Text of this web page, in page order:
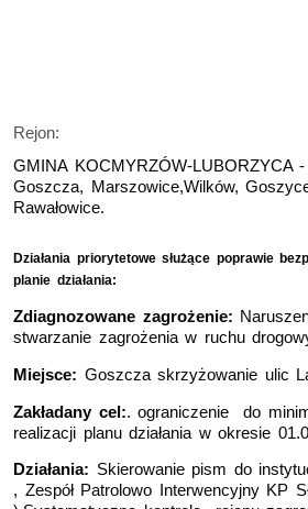
mł.
Rejon:
GMINA KOCMYRZÓW-LUBORZYCA
Goszcza, Marszowice,Wilków,
Rawałowice.
Działania priorytetowe służące poprawie
planie działania:
Zdiagnozowane zagrożenie:
stwarzanie zagrożenia w ruchu
Miejsce: Goszcza skrzyżowanie ulic
Zakładany cel:. ograniczenie do
realizacji planu działania w okresie
Działania: Skierowanie pism do
, Zespół Patrolowo Interwencyjny KP